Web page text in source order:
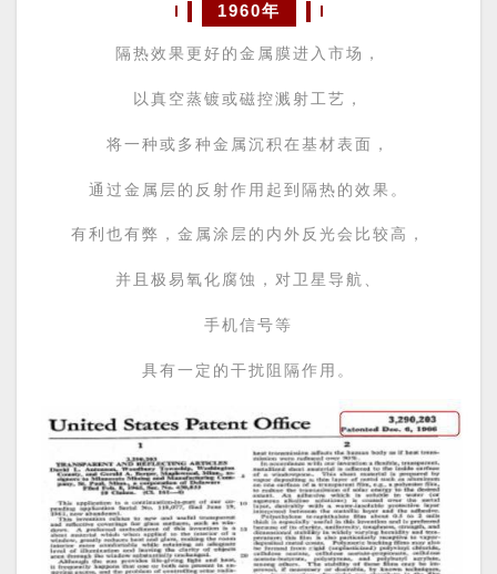
1960年
隔热效果更好的金属膜进入市场，
以真空蒸镀或磁控溅射工艺，
将一种或多种金属沉积在基材表面，
通过金属层的反射作用起到隔热的效果。
有利也有弊，金属涂层的内外反光会比较高，
并且极易氧化腐蚀，对卫星导航、
手机信号等
具有一定的干扰阻隔作用。